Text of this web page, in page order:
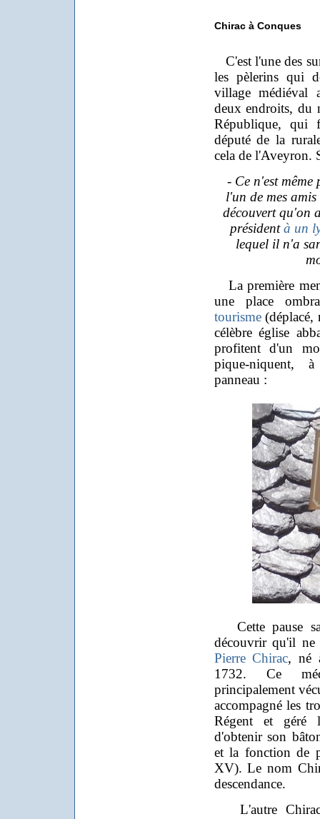
Chirac à Conques
C'est l'une des
les pèlerins qui
village médiéval
deux endroits, du
République, qui
député de la
cela de l'Aveyron.
- Ce n'est même
l'un de mes
découvert qu'on
présidentà un
lequel il n'a
La première
une place
tourisme(déplacé,
célèbre église
profitent d'un
pique-niquent,
panneau :
Cette pause
découvrir qu'il ne
Pierre Chirac, né
1732. Ce
principalement
accompagné les
Régent et géré
d'obtenir son
et la fonction de
XV). Le nom
descendance.
L'autre Chirac